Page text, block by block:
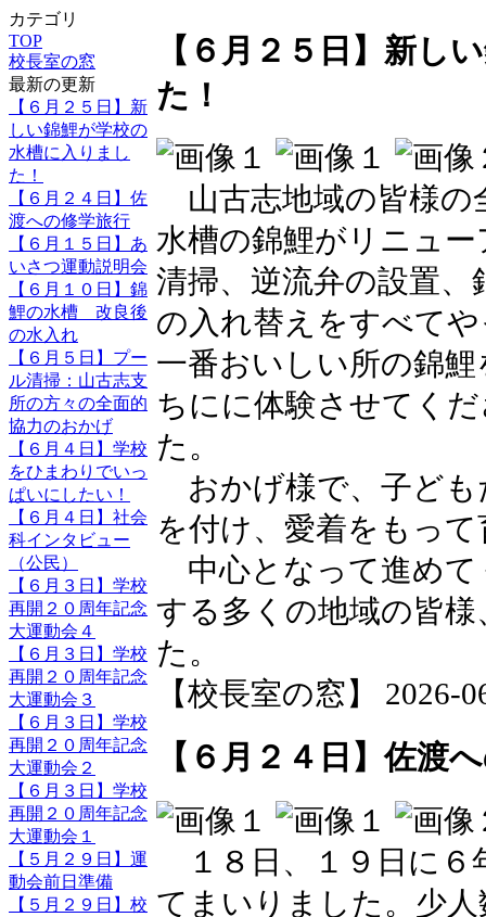
カテゴリ
TOP
校長室の窓
最新の更新
【６月２５日】新
しい錦鯉が学校の
水槽に入りまし
た！
【６月２４日】佐
渡への修学旅行
【６月１５日】あ
いさつ運動説明会
【６月１０日】錦
鯉の水槽 改良後
の水入れ
【６月５日】プー
ル清掃：山古志支
所の方々の全面的
協力のおかげ
【６月４日】学校
をひまわりでいっ
ぱいにしたい！
【６月４日】社会
科インタビュー
（公民）
【６月３日】学校
再開２０周年記念
大運動会４
【６月３日】学校
再開２０周年記念
大運動会３
【６月３日】学校
再開２０周年記念
大運動会２
【６月３日】学校
再開２０周年記念
大運動会１
【５月２９日】運
動会前日準備
【５月２９日】校
【６月２５日】新し
た！
山古志地域の皆様の
水槽の錦鯉がリニュ
清掃、逆流弁の設置
の入れ替えをすべて
一番おいしい所の錦
ちにに体験させてく
た。
おかげ様で、子ども
を付け、愛着をもっ
中心となって進めて
する多くの地域の皆
た。
【校長室の窓】 2026-
【６月２４日】佐渡
１８日、１９日に６
てまいりました。少